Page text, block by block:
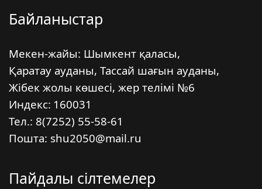
Байланыстар
Мекен-жайы: Шымкент қаласы,
Қаратау ауданы, Тассай шағын ауданы,
Жібек жолы көшесі, жер телімі №6
Индекс: 160031
Тел.: 8(7252) 55-58-61
Пошта: shu2050@mail.ru
Пайдалы сілтемелер